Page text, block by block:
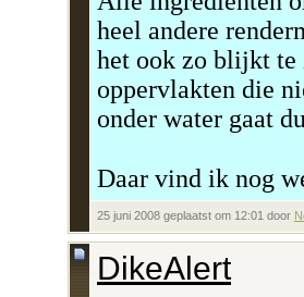
heel andere
het ook zo blijkt te
oppervlakten die
onder water gaat
Daar vind ik nog
25 juni 2008 geplaatst om 12:01 door
DikeAlert